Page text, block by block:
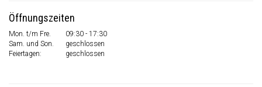
Öffnungszeiten
Mon. t/m Fre.
09:30 - 17:30
Sam. und Son.
geschlossen
Feiertagen:
geschlossen